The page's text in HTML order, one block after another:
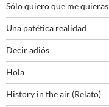
Sólo quiero que me quieras
Una patética realidad
Decir adiós
Hola
History in the air (Relato)